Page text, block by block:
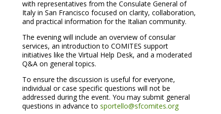
with representatives from the Consulate General of
Italy in San Francisco focused on clarity, collaboration,
and practical information for the Italian community.
The evening will include an overview of consular
services, an introduction to COMITES support
initiatives like the Virtual Help Desk, and a moderated
Q&A on general topics.
To ensure the discussion is useful for everyone,
individual or case specific questions will not be
addressed during the event. You may submit general
questions in advance to sportello@sfcomites.org